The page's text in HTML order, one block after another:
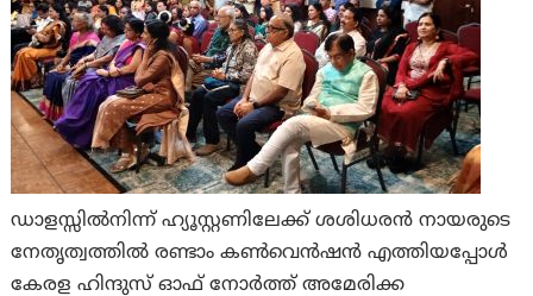
ഡാളസ്സിൽനിന്ന് ഹ്യൂസ്റ്റണിലേക്ക് ശശിധരൻ നായരുടെ
നേതൃത്വത്തിൽ രണ്ടാം കൺവെൻഷൻ എത്തിയപ്പോൾ
കേരള ഹിന്ദുസ് ഓഫ് നോർത്ത് അമേരിക്ക